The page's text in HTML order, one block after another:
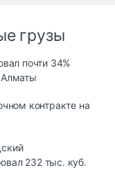
грузы
почти 34%
Алматы
контракте на
232 тыс. куб.